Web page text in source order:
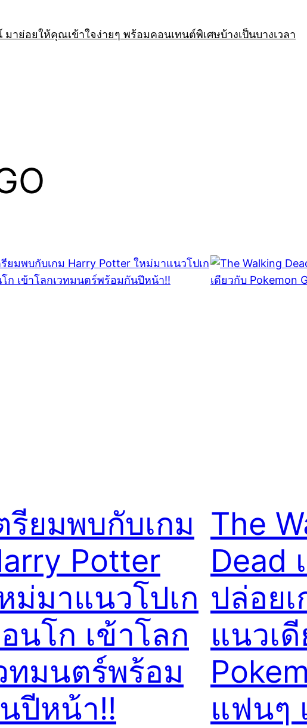
าย่อยให้คุณเข้าใจง่ายๆ พร้อมคอนเทนต์พิเศษบ้างเป็นบางเวลา
รียมพบกับเกม
Potter
ม่มาแนวโปเก
นโก เข้าโลก
ทมนตร์พร้อม
ปีหน้า!!
The
Dead
ปล่อย
แนวเ
แฟนๆ